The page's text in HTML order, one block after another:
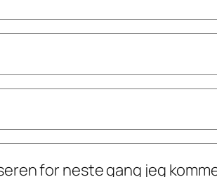
for neste gang jeg